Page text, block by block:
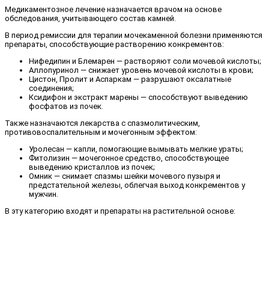
Медикаментозное лечение назначается врачом на основе
обследования, учитывающего состав камней.
В период ремиссии для терапии мочекаменной болезни применяются
препараты, способствующие растворению конкрементов:
Нифедипин и Блемарен — растворяют соли мочевой кислоты;
Аллопуринол — снижает уровень мочевой кислоты в крови;
Цистон, Пролит и Аспаркам — разрушают оксалатные
соединения;
Ксидифон и экстракт марены — способствуют выведению
фосфатов из почек.
Также назначаются лекарства с спазмолитическим,
противовоспалительным и мочегонным эффектом:
Уролесан — капли, помогающие вымывать мелкие ураты;
Фитолизин — мочегонное средство, способствующее
выведению кристаллов из почек;
Омник — снимает спазмы шейки мочевого пузыря и
предстательной железы, облегчая выход конкрементов у
мужчин.
В эту категорию входят и препараты на растительной основе: